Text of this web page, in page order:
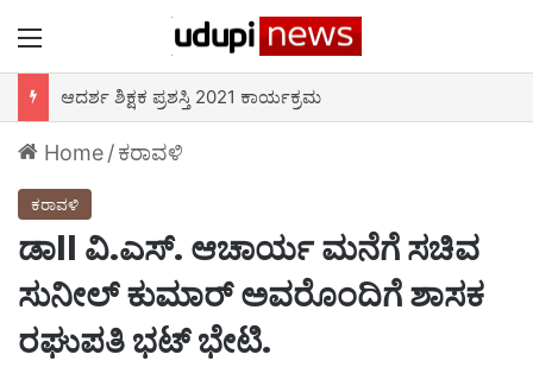
ಆದರ್ಶ ಶಿಕ್ಷಕ ಪ್ರಶಸ್ತಿ 2021 ಕಾರ್ಯಕ್ರಮ
Home/ಕರಾವಳಿ
ಕರಾವಳಿ
ಡಾll ವಿ.ಎಸ್. ಆಚಾರ್ಯ ಮನೆಗೆ ಸಚಿವ
ಸುನೀಲ್ ಕುಮಾರ್ ಅವರೊಂದಿಗೆ ಶಾಸಕ
ರಘುಪತಿ ಭಟ್ ಭೇಟಿ.